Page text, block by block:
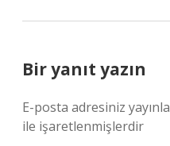
Bir yanıt yazın
E-posta adresiniz
ile işaretlenmişlerdir